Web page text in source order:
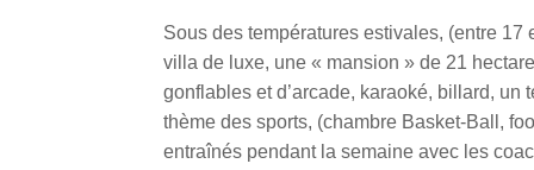
Sous des températures estivales, (entre
villa de luxe, une « mansion » de 21
gonflables et d’arcade, karaoké, billard,
thème des sports, (chambre Basket-Ball,
entraînés pendant la semaine avec les